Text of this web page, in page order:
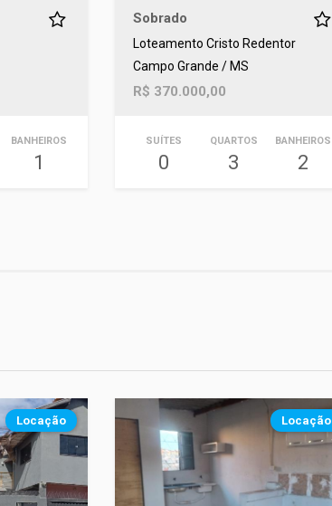
BANHEIROS
1
Sobrado
Loteamento Cristo Redentor
Campo Grande / MS
R$ 370.000,00
SUÍTES
0
QUARTOS
3
BANHEIROS
2
Locação Locação